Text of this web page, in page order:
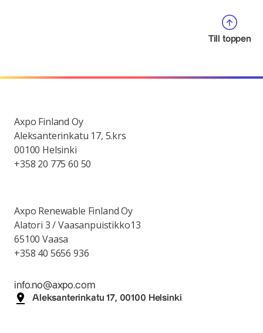
Till toppen
Axpo Finland Oy
Aleksanterinkatu 17, 5.krs
00100 Helsinki
+358 20 775 60 50
Axpo Renewable Finland Oy
Alatori 3 / Vaasanpuistikko13
65100 Vaasa
+358 40 5656 936
info.no@axpo.com
Aleksanterinkatu 17, 00100 Helsinki